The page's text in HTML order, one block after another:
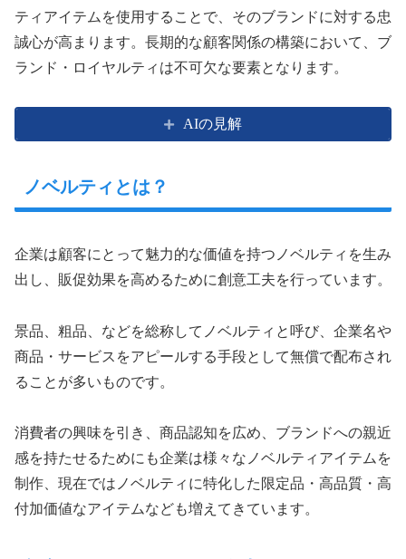
ティアイテムを使用することで、そのブランドに対する忠
誠心が高まります。長期的な顧客関係の構築において、ブ
ランド・ロイヤルティは不可欠な要素となります。
AIの見解
ノベルティとは？
企業は顧客にとって魅力的な価値を持つノベルティを生み
出し、販促効果を高めるために創意工夫を行っています。
景品、粗品、などを総称してノベルティと呼び、企業名や
商品・サービスをアピールする手段として無償で配布され
ることが多いものです。
消費者の興味を引き、商品認知を広め、ブランドへの親近
感を持たせるためにも企業は様々なノベルティアイテムを
制作、現在ではノベルティに特化した限定品・高品質・高
付加価値なアイテムなども増えてきています。